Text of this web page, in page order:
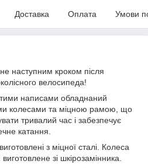
Доставка Оплата Умови
наступним кроком після
велосипеда!
написами обладнаний
колесами та міцною рамою, що
тривалий час і забезпечує
катання.
з міцної сталі. Колеса
зі шкірозамінника.